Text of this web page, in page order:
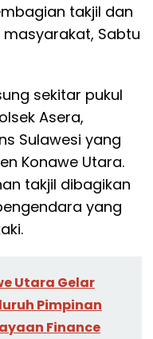
takjil dan
masyarakat, Sabtu
sekitar pukul
Asera,
Sulawesi yang
Konawe Utara.
takjil dibagikan
yang
Utara Gelar
Pimpinan
Finance